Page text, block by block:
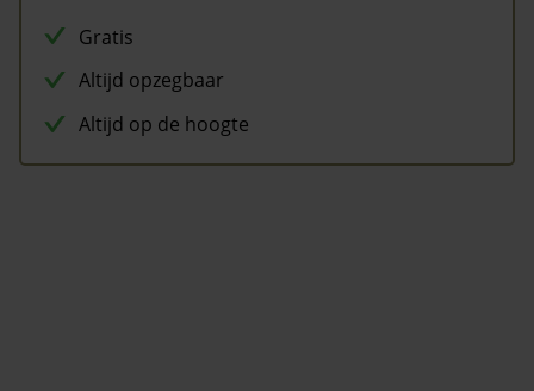
Gratis
Altijd opzegbaar
Altijd op de hoogte